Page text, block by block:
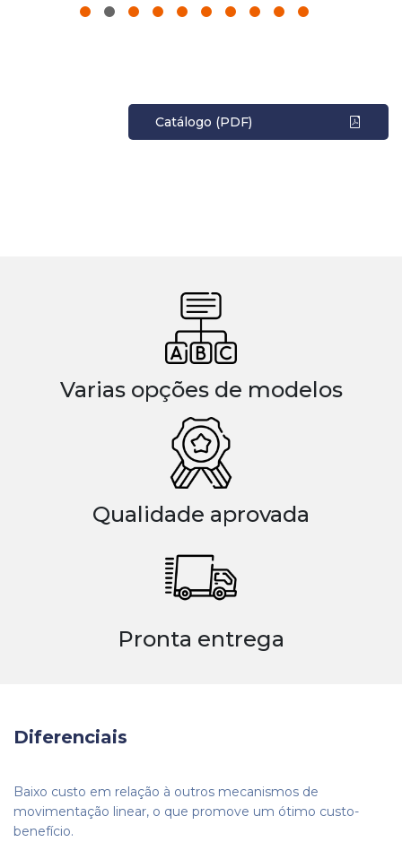
Catálogo (PDF)
Varias opções de modelos
Qualidade aprovada
Pronta entrega
Diferenciais
Baixo custo em relação à outros mecanismos de
movimentação linear, o que promove um ótimo custo-
benefício.